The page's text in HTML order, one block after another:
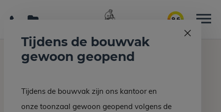
9.6
Home Grafmonumenten Grafsteen EZ 88-10
Tijdens de bouwvak
gewoon geopend
Tijdens de bouwvak zijn ons kantoor en
onze toonzaal gewoon geopend volgens de